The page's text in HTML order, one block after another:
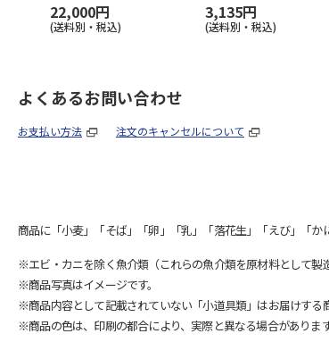
22,000円
(送料別・税込)
3,135円
(送料別・税込)
よくあるお問い合わせ
お支払い方法 注文のキャンセルについて
商品に「小麦」「そば」「卵」「乳」「落花生」「えび」「か
※エビ・カニを除く魚介類（これらの魚介類を原材料として製
※商品写真はイメージです。
※商品内容として記載されていない「小道具類」はお届けする
※商品の色は、印刷の都合により、実際と異なる場合があります